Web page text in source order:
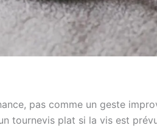
pas comme un geste
tournevis plat si la vis est